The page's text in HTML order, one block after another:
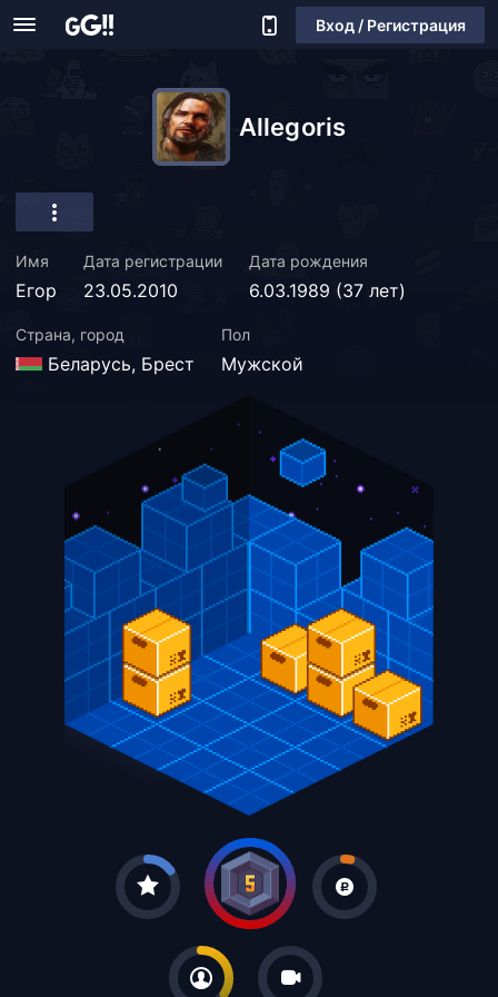
Вход / Регистрация
Allegoris
Имя
Егор
Дата регистрации
23.05.2010
Дата рождения
6.03.1989 (37 лет)
Страна, город
Беларусь, Брест
Пол
Мужской